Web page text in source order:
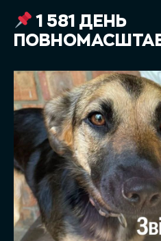
1 581 ДЕНЬ